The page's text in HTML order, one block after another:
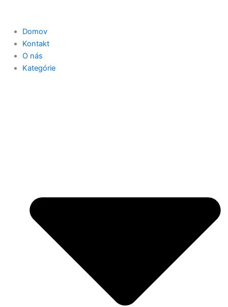
Domov
Kontakt
O nás
Kategórie